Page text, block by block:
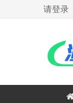
请登录